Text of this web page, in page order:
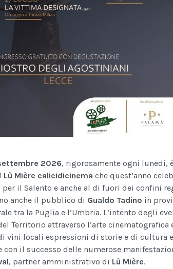
2026, rigorosamente ogni lunedì,
Lù Mière calicidicinema che quest’anno
il Salento e anche al di fuori dei confini
anche il pubblico di Gualdo Tadino in
tra la Puglia e l’Umbria. L’intento degli
Territorio attraverso l’arte cinematografica
vini locali espressioni di storie e di cultura
il successo delle numerose
, partner amministrativo di Lù Mière.